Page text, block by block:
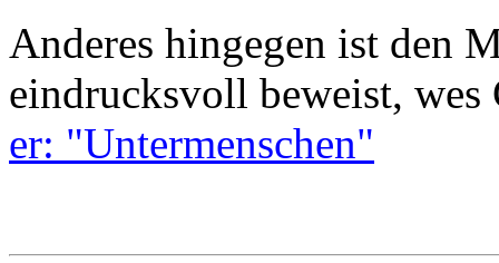
Anderes hingegen ist den
eindrucksvoll beweist,
er: "Untermenschen"